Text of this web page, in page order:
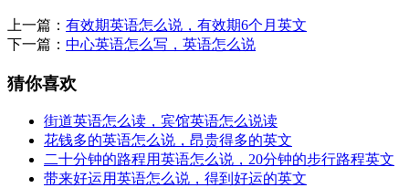
上一篇： 有效期英语怎么说，有效期6个月英文
下一篇： 中心英语怎么写，英语怎么说
猜你喜欢
街道英语怎么读，宾馆英语怎么说读
花钱多的英语怎么说，昂贵得多的英文
二十分钟的路程用英语怎么说，20分钟的步行路程英文
带来好运用英语怎么说，得到好运的英文